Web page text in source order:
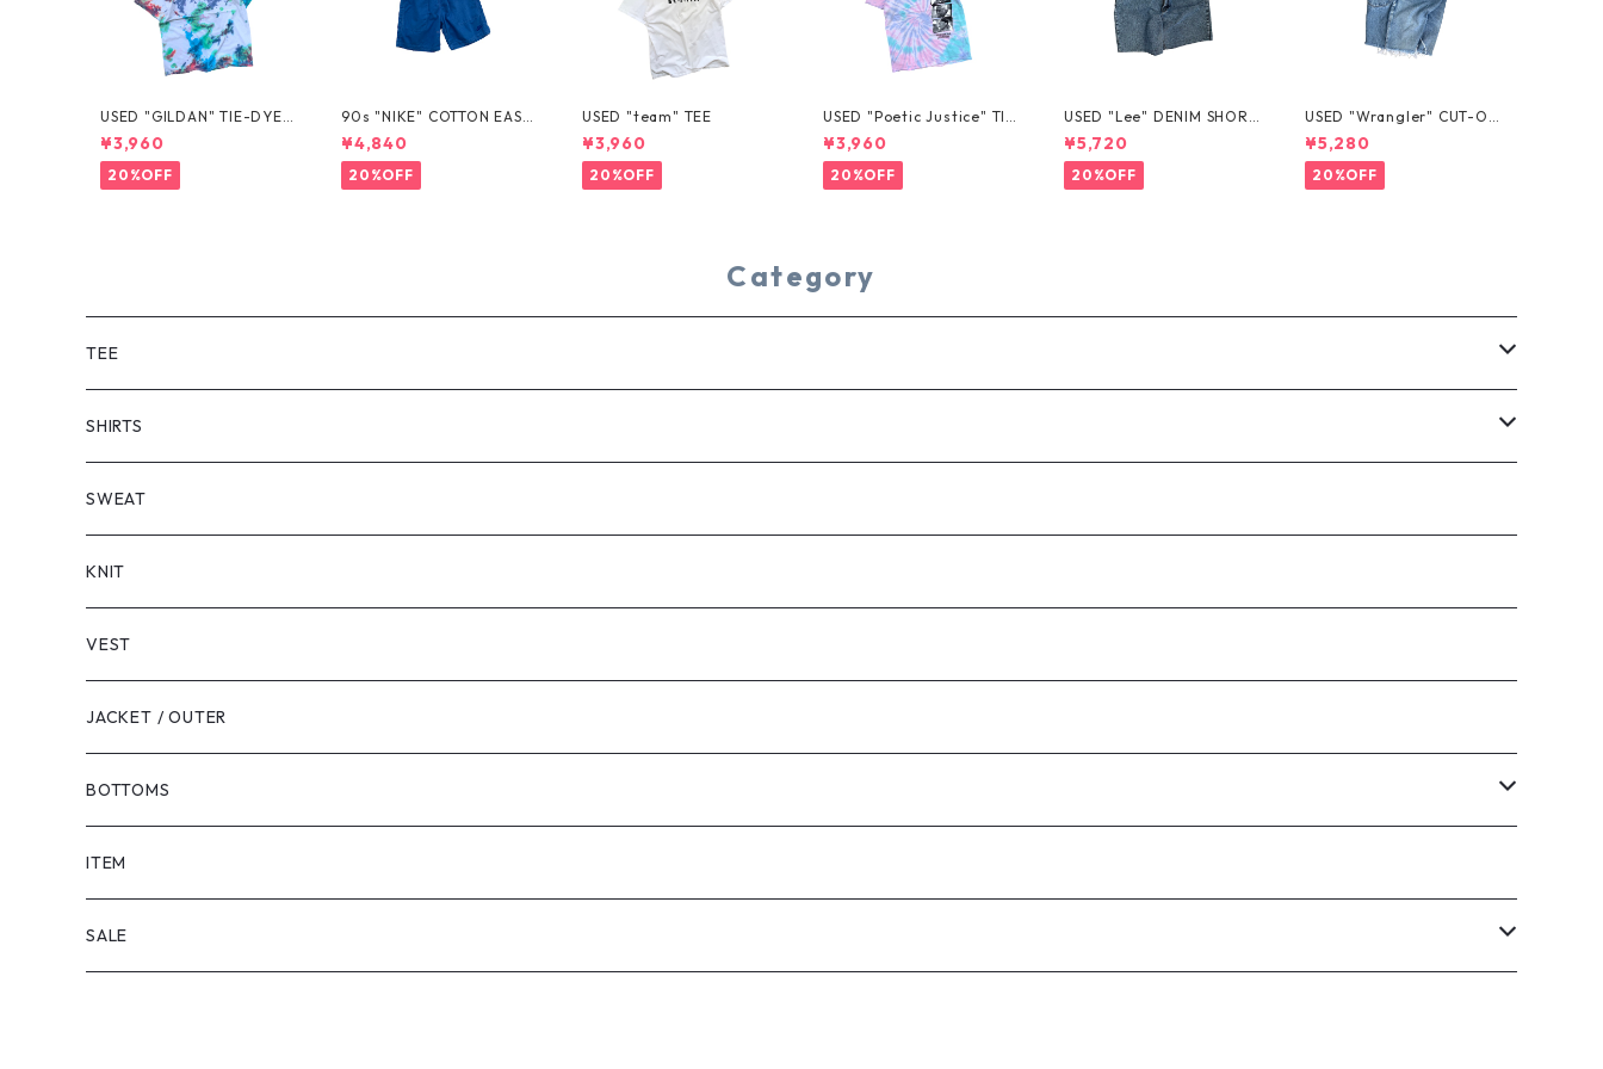
USED "GILDAN" TIE-DYE T
EE
¥3,960
20%OFF
90s "NIKE" COTTON EASY
SHORTS
¥4,840
20%OFF
USED "team" TEE
¥3,960
20%OFF
USED "Poetic Justice" TIE
-DYE TEE
¥3,960
20%OFF
USED "Lee" DENIM SHORT
S
¥5,720
20%OFF
USED "Wrangler" CUT-OF
F DENIM SHORTS
¥5,280
20%OFF
Category
TEE
SHORT SLEEVE
LONG SLEEVE
SHIRTS
SHORT SLEEVE
LONG SLEEVE
SWEAT
KNIT
VEST
JACKET / OUTER
BOTTOMS
SHORTS
PANTS
ITEM
SALE